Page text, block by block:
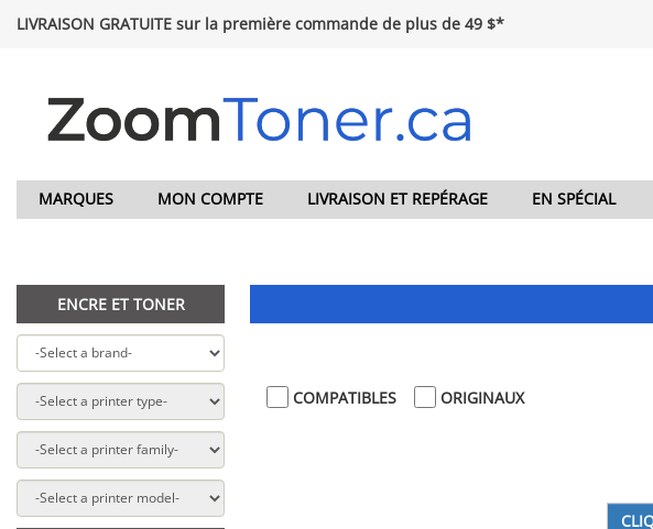
LIVRAISON GRATUITE sur la première commande de plus de 49 $*
MARQUES MON COMPTE LIVRAISON ET REPÉRAGE EN SPÉCIAL
ENCRE ET TONER
COMPATIBLES ORIGINAUX